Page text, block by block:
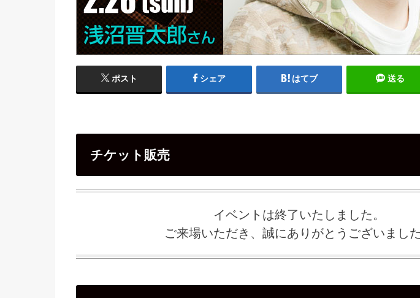
ポスト シェア はてブ 送る
チケット販売
イベントは終了いたしました。
ご来場いただき、誠にありがとうございました